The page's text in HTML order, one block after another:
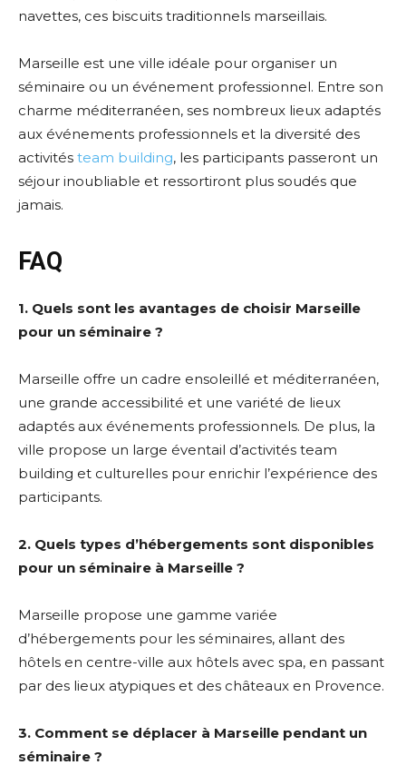
navettes, ces biscuits traditionnels marseillais.
Marseille est une ville idéale pour organiser un
séminaire ou un événement professionnel. Entre son
charme méditerranéen, ses nombreux lieux adaptés
aux événements professionnels et la diversité des
activités team building, les participants passeront un
séjour inoubliable et ressortiront plus soudés que
jamais.
FAQ
1. Quels sont les avantages de choisir Marseille
pour un séminaire ?
Marseille offre un cadre ensoleillé et méditerranéen,
une grande accessibilité et une variété de lieux
adaptés aux événements professionnels. De plus, la
ville propose un large éventail d’activités team
building et culturelles pour enrichir l’expérience des
participants.
2. Quels types d’hébergements sont disponibles
pour un séminaire à Marseille ?
Marseille propose une gamme variée
d’hébergements pour les séminaires, allant des
hôtels en centre-ville aux hôtels avec spa, en passant
par des lieux atypiques et des châteaux en Provence.
3. Comment se déplacer à Marseille pendant un
séminaire ?